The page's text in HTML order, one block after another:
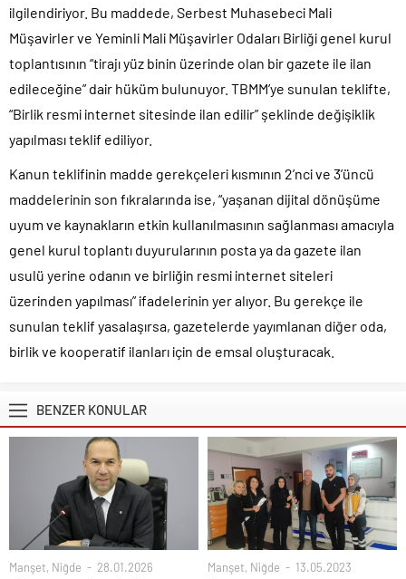
ilgilendiriyor. Bu maddede, Serbest Muhasebeci Mali
Müşavirler ve Yeminli Mali Müşavirler Odaları Birliği genel kurul
toplantısının “tirajı yüz binin üzerinde olan bir gazete ile ilan
edileceğine” dair hüküm bulunuyor. TBMM’ye sunulan teklifte,
“Birlik resmi internet sitesinde ilan edilir” şeklinde değişiklik
yapılması teklif ediliyor.
Kanun teklifinin madde gerekçeleri kısmının 2’nci ve 3’üncü
maddelerinin son fıkralarında ise, “yaşanan dijital dönüşüme
uyum ve kaynakların etkin kullanılmasının sağlanması amacıyla
genel kurul toplantı duyurularının posta ya da gazete ilan
usulü yerine odanın ve birliğin resmi internet siteleri
üzerinden yapılması” ifadelerinin yer alıyor. Bu gerekçe ile
sunulan teklif yasalaşırsa, gazetelerde yayımlanan diğer oda,
birlik ve kooperatif ilanları için de emsal oluşturacak.
BENZER KONULAR
Manşet, Niğde 28.01.2026 Manşet, Niğde 13.05.2023